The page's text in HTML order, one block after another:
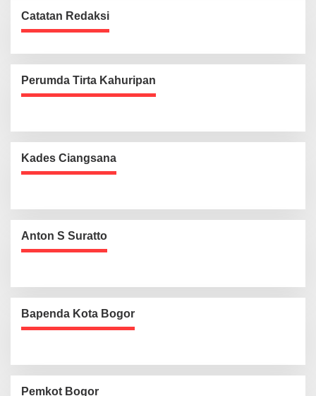
Catatan Redaksi
Perumda Tirta Kahuripan
Kades Ciangsana
Anton S Suratto
Bapenda Kota Bogor
Pemkot Bogor